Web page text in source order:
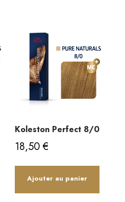
Koleston Perfect 8/0
18,50€
Ajouter au panier